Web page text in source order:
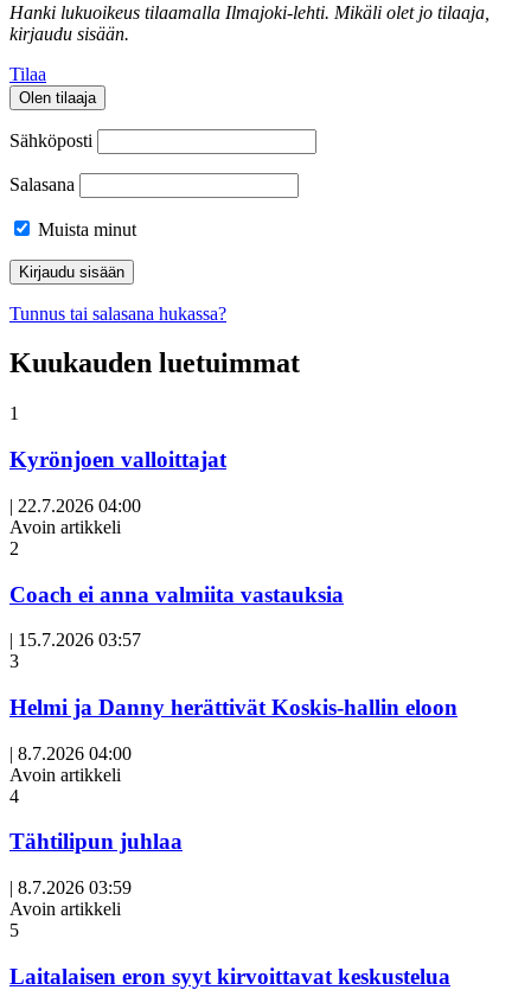
Hanki lukuoikeus tilaamalla Ilmajoki-lehti. Mikäli olet jo tilaaja,
kirjaudu sisään.
Tilaa
Olen tilaaja
Sähköposti
Salasana
Muista minut
Tunnus tai salasana hukassa?
Kuukauden luetuimmat
1
Kyrönjoen valloittajat
| 22.7.2026 04:00
Avoin artikkeli
2
Coach ei anna valmiita vastauksia
| 15.7.2026 03:57
3
Helmi ja Danny herättivät Koskis-hallin eloon
| 8.7.2026 04:00
Avoin artikkeli
4
Tähtilipun juhlaa
| 8.7.2026 03:59
Avoin artikkeli
5
Laitalaisen eron syyt kirvoittavat keskustelua